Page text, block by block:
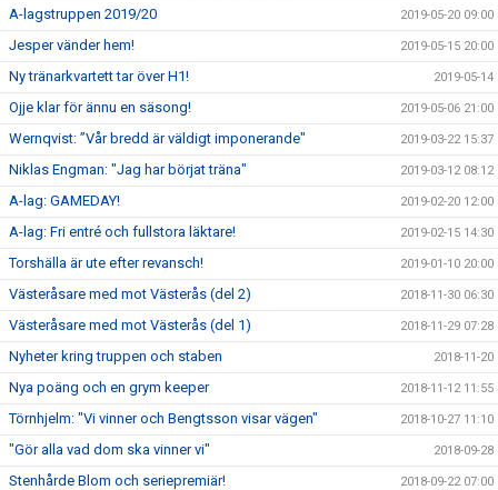
A-lagstruppen 2019/20 2019-05-20 09:00
Jesper vänder hem! 2019-05-15 20:00
Ny tränarkvartett tar över H1! 2019-05-14
Ojje klar för ännu en säsong! 2019-05-06 21:00
Wernqvist: ”Vår bredd är väldigt imponerande" 2019-03-22 15:37
Niklas Engman: "Jag har börjat träna" 2019-03-12 08:12
A-lag: GAMEDAY! 2019-02-20 12:00
A-lag: Fri entré och fullstora läktare! 2019-02-15 14:30
Torshälla är ute efter revansch! 2019-01-10 20:00
Västeråsare med mot Västerås (del 2) 2018-11-30 06:30
Västeråsare med mot Västerås (del 1) 2018-11-29 07:28
Nyheter kring truppen och staben 2018-11-20
Nya poäng och en grym keeper 2018-11-12 11:55
Törnhjelm: "Vi vinner och Bengtsson visar vägen" 2018-10-27 11:10
"Gör alla vad dom ska vinner vi" 2018-09-28
Stenhårde Blom och seriepremiär! 2018-09-22 07:00